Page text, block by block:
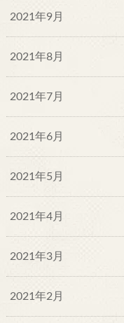
2021年9月
2021年8月
2021年7月
2021年6月
2021年5月
2021年4月
2021年3月
2021年2月